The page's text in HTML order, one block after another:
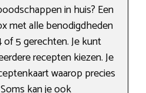
in huis? Een
met alle benodigdheden
5 gerechten. Je kunt
recepten kiezen. Je
waarop precies
kan je ook